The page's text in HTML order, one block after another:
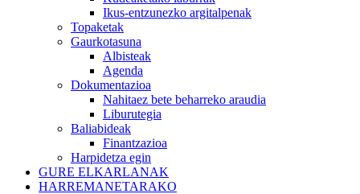
Ikus-entzunezko argitalpenak
Topaketak
Gaurkotasuna
Albisteak
Agenda
Dokumentazioa
Nahitaez bete beharreko araudia
Liburutegia
Baliabideak
Finantzazioa
Harpidetza egin
GURE ELKARLANAK
HARREMANETARAKO